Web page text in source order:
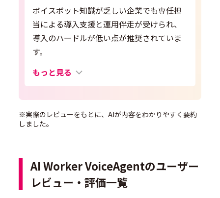
ボイスボット知識が乏しい企業でも専任担
当による導入支援と運用伴走が受けられ、
導入のハードルが低い点が推奨されていま
す。
もっと見る
※実際のレビューをもとに、AIが内容をわかりやすく要約
しました。
AI Worker VoiceAgentのユーザー
レビュー・評価一覧